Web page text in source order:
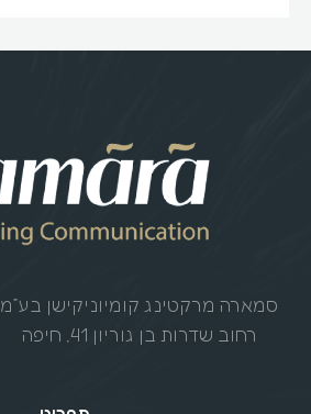
סמארה מרקטינג קומיוניקישן בע”מ
רחוב שדרות בן גוריון 41, חיפה